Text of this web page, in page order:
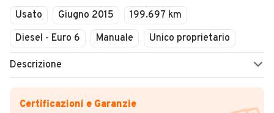
Usato Giugno 2015
199.697 km
Diesel - Euro 6
Manuale Unico proprietario
Descrizione
Certificazioni e Garanzie